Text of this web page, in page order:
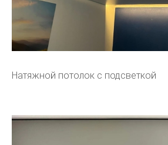
Натяжной потолок с подсветкой